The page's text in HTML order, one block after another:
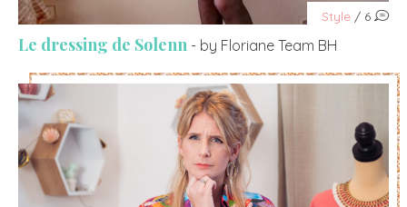
Style / 6
Le dressing de Solenn - by Floriane Team BH